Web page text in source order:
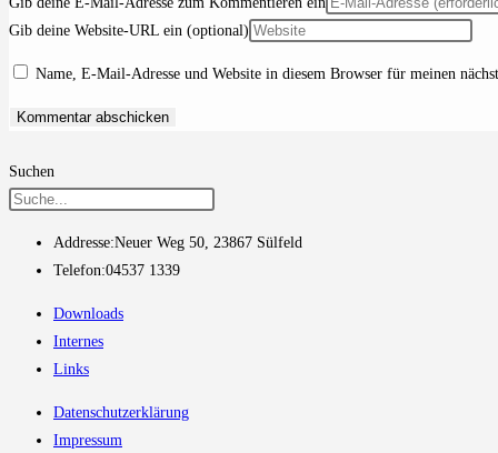
Gib deine Website-URL ein (optional)
Name, E-Mail-Adresse und Website in diesem Browser für meinen
Suchen
Addresse:Neuer Weg 50, 23867 Sülfeld
Telefon:04537 1339
Downloads
Internes
Links
Datenschutzerklärung
Impressum